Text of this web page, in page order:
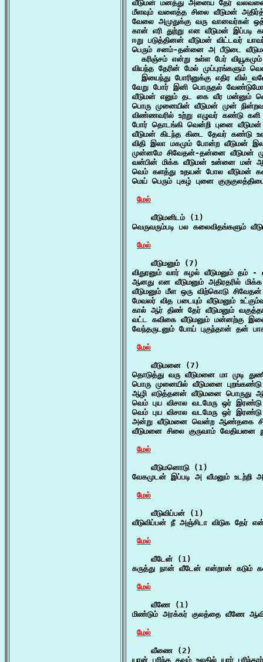
வீடுமன் மனத்து அனைய தேர்
மீளவும் வளைத்த சிலை வீடுமன்
வேலை அமுதுக்கு வரு வானவர்கள்
கான் எரி துற்று என வீடுமன் இப்படி
ஈறு படுத்தினன் வீடுமன் விட்டவர்
பெரும் சனம்-தன்னை அ பீடுடை
கரிஞ்சம் என்று உள்ள பேர்
வியந்த தேரின் மேல் முப்புரங்களும்
இயைந்து போரினுக்கு எதிர
வேறு போர் இனி பொருதல்
வீடுமன் எனும் தட கை வீர மன்னும்
பொரு முனையின் வீடுமன் முன்
விண்ணவரில் உற்று எழுவர் கண்டு களி
போர் தொடங்கி வென்றி புனை
வீடுமன் கிடந்த கிடை தேவர் கண்டு
விதி இலா மகமும் போன்ற வீடுமன்
முன்னமே சிவேதன்-தன்னை வீடுமன்
வன்பின் மிக்க வீடுமன் உன்னை மன்
வெம் களத்து உதயன் போல வீடுமன்
மெய் பெரும் புகழ் புனை
மேல்
    வீடுமனிடம் (1)
வெருவரும்படி பல கலைவிதங்களும்
மேல்
    வீடுமனும் (7)
விதுரனும் வார் கழல் வீடுமனும் தம் -
ஆனது என வீடுமனும் அதிரதரில்
வீடுமனும் மீள ஒரு விற்கொடு
மேவலர் வித படையும் வீடுமனும்
கால் ஆர் திண் தேர் வீடுமனும்
வட்ட கவிகை வீடுமனும் மன்னற்கு
வேந்தருடனும் போய் புகுந்தான் தன்
மேல்
    வீடுமனை (7)
தொடுத்து வரு வீடுமனை மா முடி
பொரு முனையில் வீடுமனை
ஆழி எடுத்தனன் வீடுமனை பொருது
வெம் புய விசால வடமேரு ஒர்
வெம் புய விசால வடமேரு ஒர்
அன்று வீடுமனை வென்ற ஆண்தகை
வீடுமனை சிலை குருவாம் வேதியனை
மேல்
    வீடுமனொடு (1)
வேகமுடன் இப்படி அ வீமனும் உடற்றி
மேல்
    வீடுவிப்பன் (1)
வீடுவிப்பன் நீ அஞ்சிடா விடுக தேர்
மேல்
    வீடேன் (1)
கருத்து நான் வீடேன் என்றான் கடும்
மேல்
    வீணே (1)
மிண்டும் அரக்கர் குலத்தை வீணே
மேல்
    வீணை (2)
யான் புரிந்த தவம் உலகில் யார்